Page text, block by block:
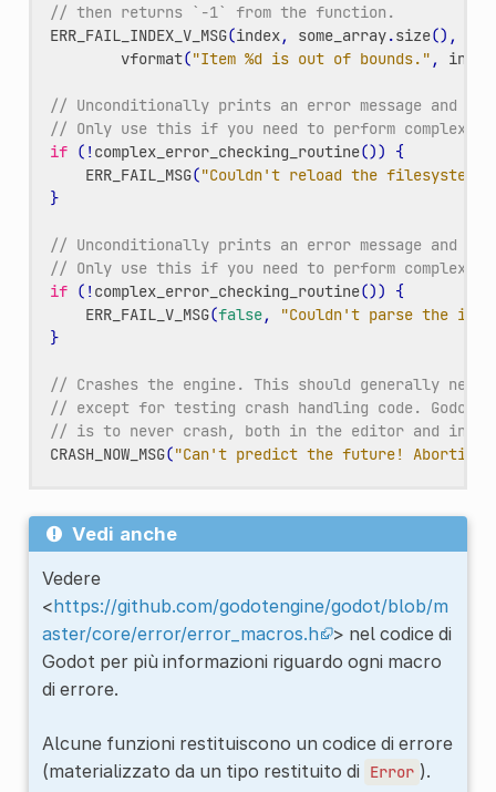
// then returns `-1` from the function.
ERR_FAIL_INDEX_V_MSG(index, some_array.size(),
vformat("Item %d is out of bounds." , index
// Unconditionally prints an error message and
// Only use this if you need to perform complex
if ( !complex_error_checking_routine())
{
ERR_FAIL_MSG("Couldn't reload the filesystem
}
// Unconditionally prints an error message and
// Only use this if you need to perform complex
if ( !complex_error_checking_routine())
{
ERR_FAIL_V_MSG(false,
"Couldn't parse the
}
// Crashes the engine. This should generally never
// except for testing crash handling code. Godot's
// is to never crash, both in the editor and in
CRASH_NOW_MSG("Can't predict the future!
Vedi anche
Vedere
<https://github.com/godotengine/godot/blob/m
aster/core/error/error_macros.h
> nel codice di
Godot per più informazioni riguardo ogni macro
di errore.
Alcune funzioni restituiscono un codice di errore
(materializzato da un tipo restituito di
Error ).